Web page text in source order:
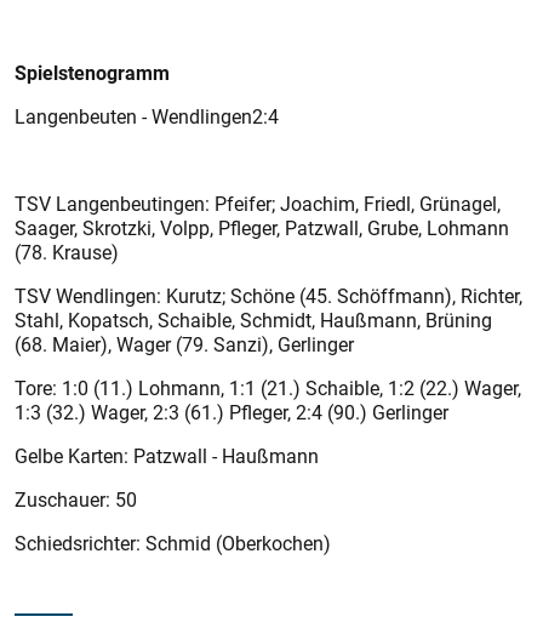
Spielstenogramm
Langenbeuten - Wendlingen2:4
TSV Langenbeutingen: Pfeifer; Joachim, Friedl, Grünagel,
Saager, Skrotzki, Volpp, Pfleger, Patzwall, Grube, Lohmann
(78. Krause)
TSV Wendlingen: Kurutz; Schöne (45. Schöffmann), Richter,
Stahl, Kopatsch, Schaible, Schmidt, Haußmann, Brüning
(68. Maier), Wager (79. Sanzi), Gerlinger
Tore: 1:0 (11.) Lohmann, 1:1 (21.) Schaible, 1:2 (22.) Wager,
1:3 (32.) Wager, 2:3 (61.) Pfleger, 2:4 (90.) Gerlinger
Gelbe Karten: Patzwall - Haußmann
Zuschauer: 50
Schiedsrichter: Schmid (Oberkochen)